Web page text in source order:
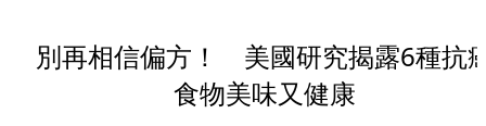
別再相信偏方！ 美國研究揭露6種抗
食物美味又健康